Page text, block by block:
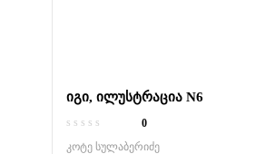
იგი, ილუსტრაცია N6
0
კოტე სულაბერიძე